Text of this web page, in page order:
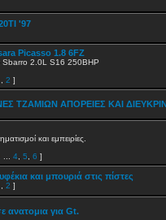
'97
Picasso 1.8 6FZ
Sbarro 2.0L S16 250BHP
2 ]
ΤΖΑΜΙΩΝ ΑΠΟΡΕΙΕΣ ΚΑΙ
και εμπειρίες.
4 5 6 ]
και μπουριά στις πίστες
2 ]
ανατομια για Gt.